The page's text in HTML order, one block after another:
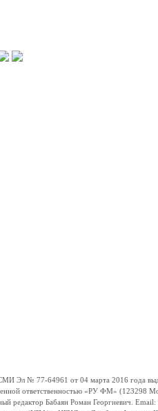
Эл № 77-64961 от 04 марта 2016 года
ответственностью «РУ ФМ» (123298
редактор Бабаян Роман Георгиевич.